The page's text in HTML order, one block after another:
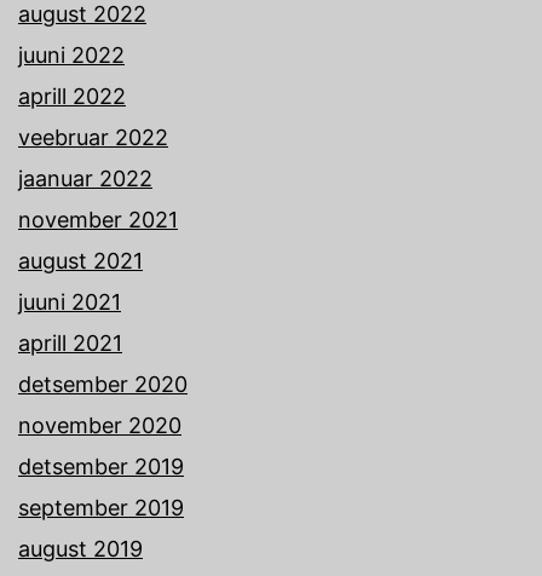
august 2022
juuni 2022
aprill 2022
veebruar 2022
jaanuar 2022
november 2021
august 2021
juuni 2021
aprill 2021
detsember 2020
november 2020
detsember 2019
september 2019
august 2019